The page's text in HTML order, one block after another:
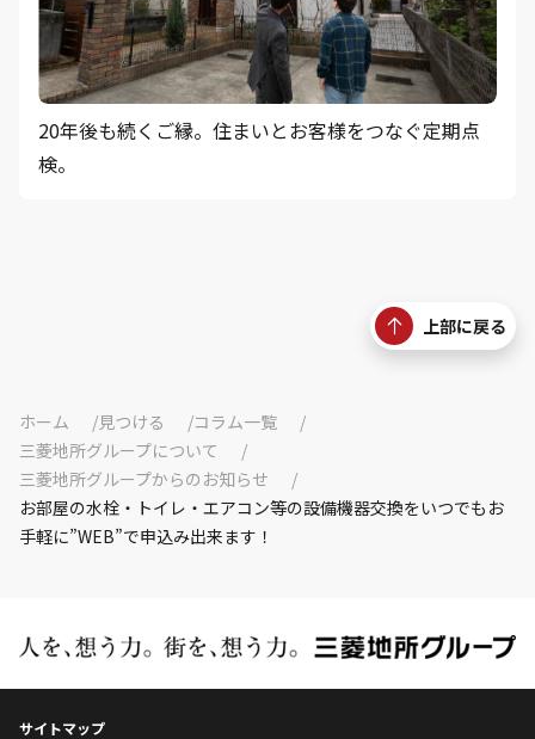
20年後も続くご縁。住まいとお客様をつなぐ定期点
検。
上部に戻る
ホーム 見つける
コラム一覧
三菱地所グループについて
三菱地所グループからのお知らせ
お部屋の水栓・トイレ・エアコン等の設備機器交換をいつでもお
手軽に”WEB”で申込み出来ます！
サイトマップ